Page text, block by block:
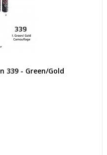
339 - Green/Gold